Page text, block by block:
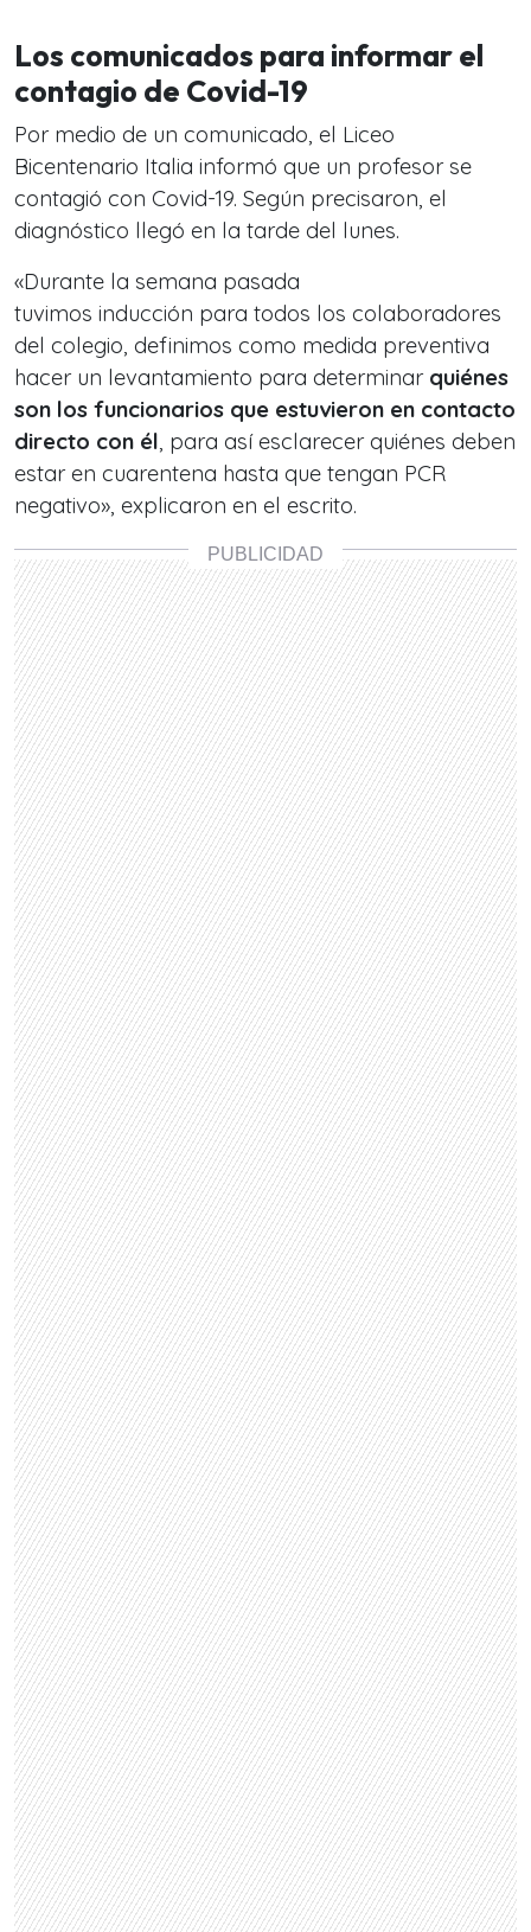
Los comunicados para informar el
contagio de Covid-19
Por medio de un comunicado, el Liceo
Bicentenario Italia informó que un profesor se
contagió con Covid-19. Según precisaron, el
diagnóstico llegó en la tarde del lunes.
«Durante la semana pasada
tuvimos inducción para todos los colaboradores
del colegio, definimos como medida preventiva
hacer un levantamiento para determinar quiénes
son los funcionarios que estuvieron en contacto
directo con él, para así esclarecer quiénes deben
estar en cuarentena hasta que tengan PCR
negativo», explicaron en el escrito.